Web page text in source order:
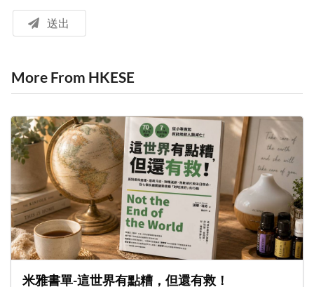
送出
More From HKESE
米雅書單-這世界有點糟，但還有救！